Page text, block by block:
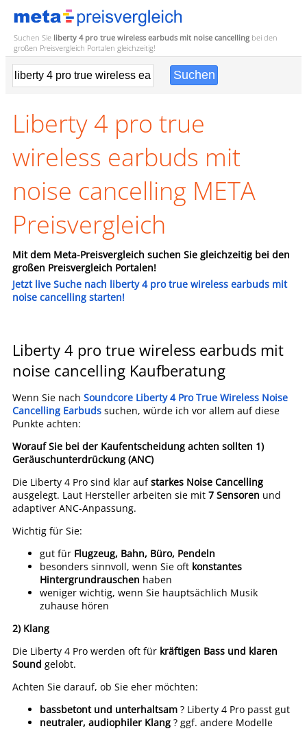
Suchen Sie liberty 4 pro true wireless earbuds mit noise cancelling bei den
großen Preisvergleich Portalen gleichzeitig!
Liberty 4 pro true
wireless earbuds mit
noise cancelling META
Preisvergleich
Mit dem Meta-Preisvergleich suchen Sie gleichzeitig bei den
großen Preisvergleich Portalen!
Jetzt live Suche nach liberty 4 pro true wireless earbuds mit
noise cancelling starten!
Liberty 4 pro true wireless earbuds mit
noise cancelling Kaufberatung
Wenn Sie nach Soundcore Liberty 4 Pro True Wireless Noise
Cancelling Earbuds suchen, würde ich vor allem auf diese
Punkte achten:
Worauf Sie bei der Kaufentscheidung achten sollten 1)
Geräuschunterdrückung (ANC)
Die Liberty 4 Pro sind klar aufstarkes Noise Cancelling
ausgelegt. Laut Hersteller arbeiten sie mit 7 Sensoren und
adaptiver ANC-Anpassung.
Wichtig für Sie:
gut für Flugzeug, Bahn, Büro, Pendeln
besonders sinnvoll, wenn Sie oft konstantes
Hintergrundrauschen haben
weniger wichtig, wenn Sie hauptsächlich Musik
zuhause hören
2) Klang
Die Liberty 4 Pro werden oft für kräftigen Bass und klaren
Sound gelobt.
Achten Sie darauf, ob Sie eher möchten:
bassbetont und unterhaltsam ? Liberty 4 Pro passt gut
neutraler, audiophiler Klang ? ggf. andere Modelle